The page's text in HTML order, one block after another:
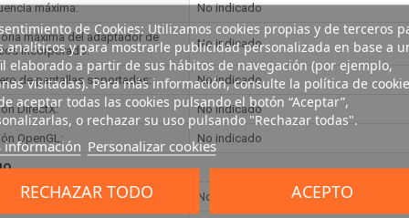
máxima: No indicado
máxima del adaptador de
incorporado:
No indicado
de pantallas soportadas: No indicado
DirectX: No indicado
OpenGL: No indicado
de audio: No indicado
de Cookies: Utilizamos cookies propias y de terceros
analíticos y para mostrarle publicidad personalizada en base a
elaborado a partir de sus hábitos de navegación (por ejemplo,
visitadas). Para más información, consulte la política de
aceptar todas las cookies pulsando el botón “Aceptar”,
o rechazar su uso pulsando "Rechazar todas".
información Personalizar cookies
RECHAZAR TODO ACEPTO